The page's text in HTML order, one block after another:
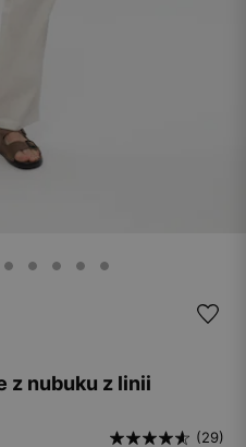
z nubuku z linii
(29)